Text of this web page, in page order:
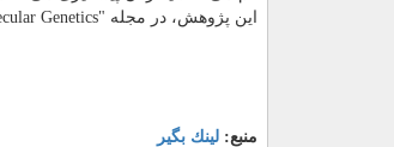
این پژوهش، در مجله "Human Molecular Genetics" به چاپ رسید.
منبع: لینك بگیر